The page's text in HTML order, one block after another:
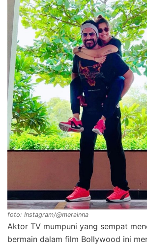
foto: Instagram/@merainna
Aktor TV mumpuni yang sempat
bermain dalam film Bollywood ini